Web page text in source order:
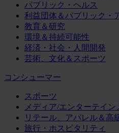
パブリック・ヘルス
利益団体＆パブリック・
教育＆研究
環境＆持続可能性
経済・社会・人間開発
芸術、文化＆スポーツ
コンシューマー
スポーツ
メディア/エンターテイン
リテール、アパレル＆高
旅行・ホスピタリティ